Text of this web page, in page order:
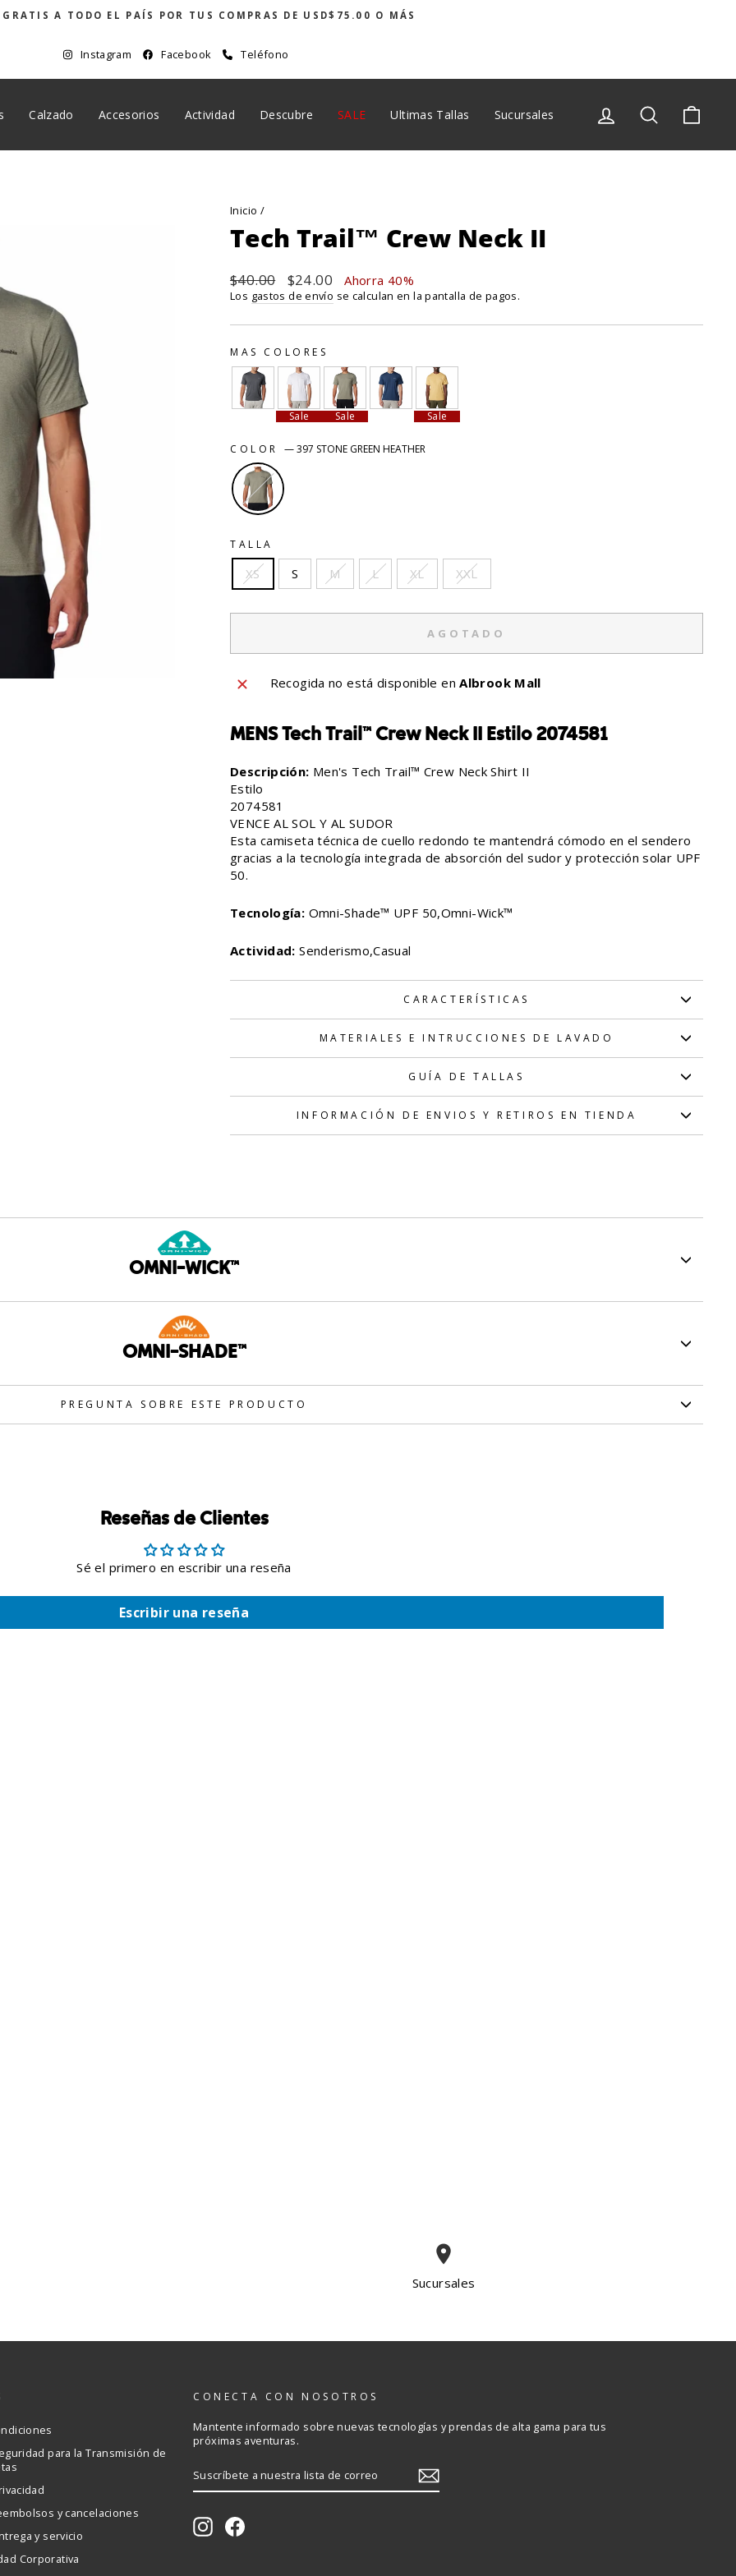
pausa
GRATIS A TODO EL PAÍS POR TUS COMPRAS DE USD$75.00 O MÁS
Instagram Facebook Teléfono
Calzado Accesorios Actividad Descubre SALE Ultimas Tallas Sucursales Ingresar Buscar
Inicio /
Tech Trail™ Crew Neck II
Precio
habitual
$40.00
Precio
de
$24.00 Ahorra 40%
Los gastos de envío se calculan en la pantalla de pagos.
MAS COLORES
Sale Sale Sale
COLOR —397 STONE GREEN HEATHER
TALLA
XS S M L XL XXL
AGOTADO
Recogida no está disponible enAlbrook Mall
MENS Tech Trail™ Crew Neck II Estilo 2074581
Descripción: Men's Tech Trail™ Crew Neck Shirt II
Estilo
2074581
VENCE AL SOL Y AL SUDOR
Esta camiseta técnica de cuello redondo te mantendrá cómodo en el sendero
gracias a la tecnología integrada de absorción del sudor y protección solar UPF
50.
Tecnología: Omni-Shade™ UPF 50,Omni-Wick™
Actividad:Senderismo,Casual
CARACTERÍSTICAS
MATERIALES E INTRUCCIONES DE LAVADO
GUÍA DE TALLAS
INFORMACIÓN DE ENVIOS Y RETIROS EN TIENDA
OMNI-WICK™
OMNI-SHADE™
PREGUNTA SOBRE ESTE PRODUCTO
Reseñas de Clientes
Sé el primero en escribir una reseña
Escribir una reseña
place
Sucursales
para la Transmisión de
y cancelaciones
y servicio
Corporativa
CONECTA CON NOSOTROS
Mantente informado sobre nuevas tecnologías y prendas de alta gama para tus
próximas aventuras.
A
NUESTRA
CORREO
Instagram